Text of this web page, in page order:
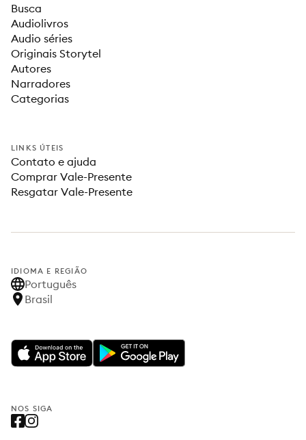
Busca
Audiolivros
Audio séries
Originais Storytel
Autores
Narradores
Categorias
LINKS ÚTEIS
Contato e ajuda
Comprar Vale-Presente
Resgatar Vale-Presente
IDIOMA E REGIÃO
Português
Brasil
NOS SIGA